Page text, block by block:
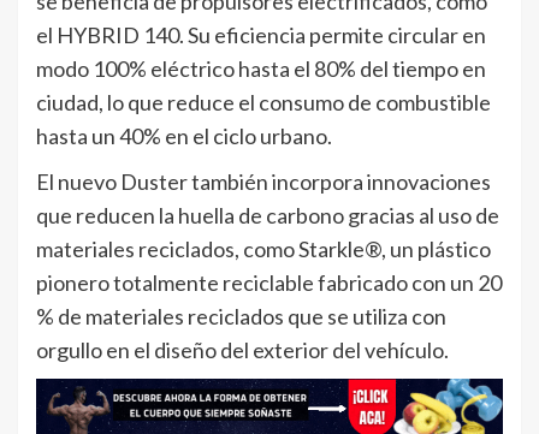
el HYBRID 140. Su eficiencia permite circular en
modo 100% eléctrico hasta el 80% del tiempo en
ciudad, lo que reduce el consumo de combustible
hasta un 40% en el ciclo urbano.
El nuevo Duster también incorpora innovaciones
que reducen la huella de carbono gracias al uso de
materiales reciclados, como Starkle®, un plástico
pionero totalmente reciclable fabricado con un 20
% de materiales reciclados que se utiliza con
orgullo en el diseño del exterior del vehículo.